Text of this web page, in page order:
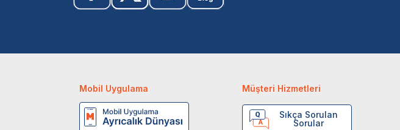
Mobil Uygulama Müşteri Hizmetleri
Sıkça Sorulan
Sorular